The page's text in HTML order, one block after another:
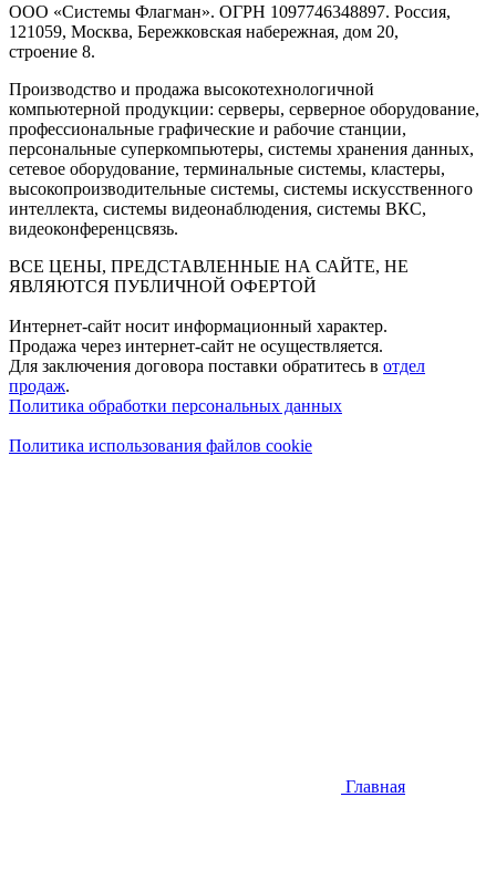
ООО «Системы Флагман». ОГРН 1097746348897. Россия,
121059, Москва, Бережковская набережная, дом 20,
строение 8.
Производство и продажа высокотехнологичной
компьютерной продукции: серверы, серверное оборудование,
профессиональные графические и рабочие станции,
персональные суперкомпьютеры, системы хранения данных,
сетевое оборудование, терминальные системы, кластеры,
высокопроизводительные системы, системы искусственного
интеллекта, системы видеонаблюдения, системы ВКС,
видеоконференцсвязь.
ВСЕ ЦЕНЫ, ПРЕДСТАВЛЕННЫЕ НА САЙТЕ, НЕ
ЯВЛЯЮТСЯ ПУБЛИЧНОЙ ОФЕРТОЙ
Интернет-сайт носит информационный характер.
Продажа через интернет-сайт не осуществляется.
Для заключения договора поставки обратитесь в отдел
продаж.
Политика обработки персональных данных
Политика использования файлов cookie
Главная